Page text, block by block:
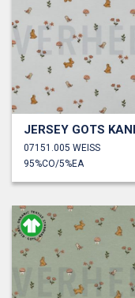
07151.005 WEISS
95%CO/5%EA